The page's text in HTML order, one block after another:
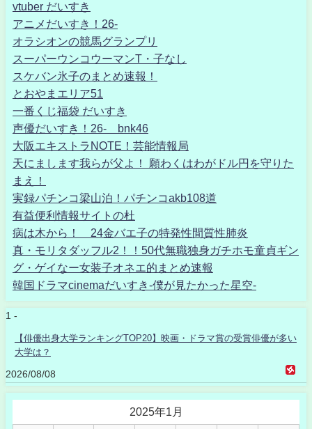
vtuber だいすき
アニメだいすき！26-
オラシオンの競馬グランプリ
スーパーウンコウーマンT・子なし
スケバン氷子のまとめ速報！
とおやまエリア51
一番くじ福袋 だいすき
声優だいすき！26- bnk46
大阪エキストラNOTE！芸能情報局
天にまします我らが父よ！ 願わくはわがドル円を守りた
まえ！
実録パチンコ梁山泊！パチンコakb108道
有益便利情報サイトの杜
病は木から！ 24金バエ子の特発性間質性肺炎
真・モリタダッフル2！！50代無職独身ガチホモ童貞ギン
グ・ゲイなー女装子オネエ的まとめ速報
韓国ドラマcinemaだいすき-僕が見たかった星空-
1 -
【俳優出身大学ランキングTOP20】映画・ドラマ賞の受賞俳優が多い
大学は？
2026/08/08
2025年1月